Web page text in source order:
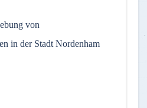
von
in der Stadt Nordenham